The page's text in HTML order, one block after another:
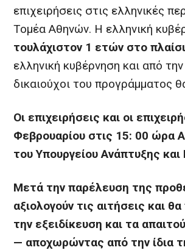
επιχειρήσεις στις ελληνικές
Τομέα Αθηνών. Η ελληνική
τουλάχιστον 1 ετών στο
ελληνική κυβέρνηση και από
δικαιούχοι του προγράμματος
Οι επιχειρήσεις και οι
Φεβρουαρίου στις 15: 00 ώρα
του Υπουργείου Ανάπτυξης
Μετά την παρέλευση της
αξιολογούν τις αιτήσεις και
την εξειδίκευση και τα
— αποχωρώντας από την ίδια